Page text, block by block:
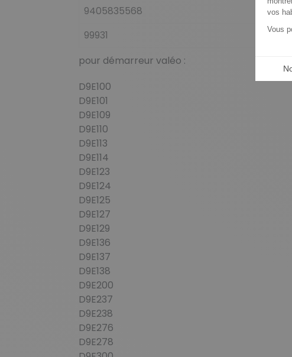
9405835568
99931
pour démarreur valéo :
D9E100
D9E101
D9E109
D9E110
D9E113
D9E114
D9E123
D9E124
D9E125
D9E127
D9E129
D9E136
D9E137
D9E138
D9E200
D9E237
D9E238
D9E276
D9E278